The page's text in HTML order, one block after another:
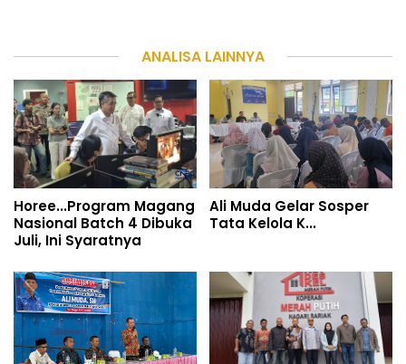
ANALISA LAINNYA
Horee...Program Magang
Nasional Batch 4 Dibuka
Juli, Ini Syaratnya
Ali Muda Gelar Sosper
Tata Kelola K...